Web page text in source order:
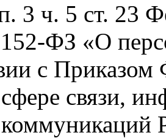
3 ч. 5 ст. 23
ФЗ «О
с
связи,